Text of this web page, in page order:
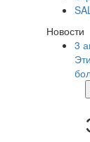
Новости
3